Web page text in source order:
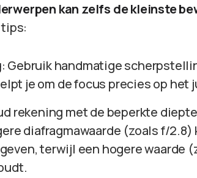
kan zelfs de kleinste
: Gebruik handmatige
je om de focus precies op het
rekening met de beperkte
diafragmawaarde (zoals f/2.8)
terwijl een hogere waarde